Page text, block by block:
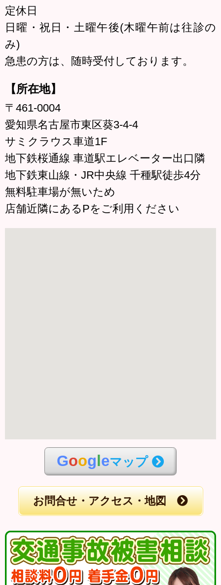
定休日
日曜・祝日・土曜午後(木曜午前は往診の
み)
急患の方は、随時受付しております。
【所在地】
〒461-0004
愛知県名古屋市東区葵3-4-4
サミクラウス車道1F
地下鉄桜通線 車道駅エレベーター出口隣
地下鉄東山線・JR中央線 千種駅徒歩4分
無料駐車場が無いため
店舗近隣にあるPをご利用ください
Googleマップ
お問合せ・アクセス・地図